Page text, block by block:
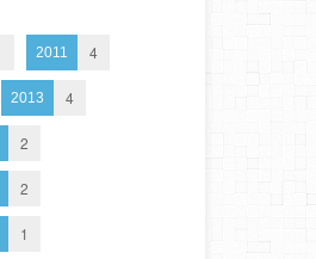
2011 4
2013 4
2
2
1